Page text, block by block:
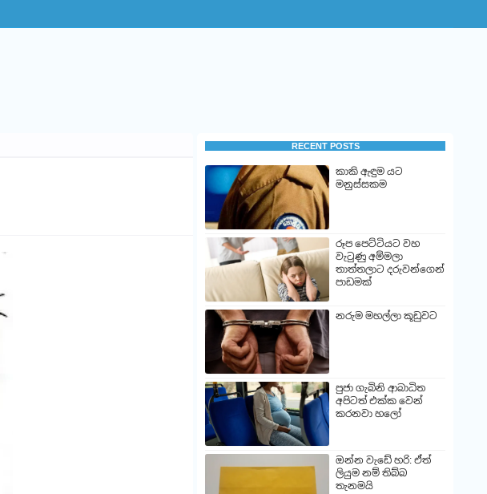
RECENT POSTS
කාකි ඇඳුම යට
මනුස්සකම
රූප පෙට්ටියට වහ
වැටුණු අම්මලා
තාත්තලාට දරුවන්ගෙන්
පාඩමක්
නරුම මහල්ලා කූඩුවට
පුජා ගැබිනි ආබාධිත
අපිටත් එක්ක වෙන්
කරනවා හලෝ
ඔන්න වැඩේ හරි: ඒත්
ලියුම නම් තිබ්බ
තැනමයි